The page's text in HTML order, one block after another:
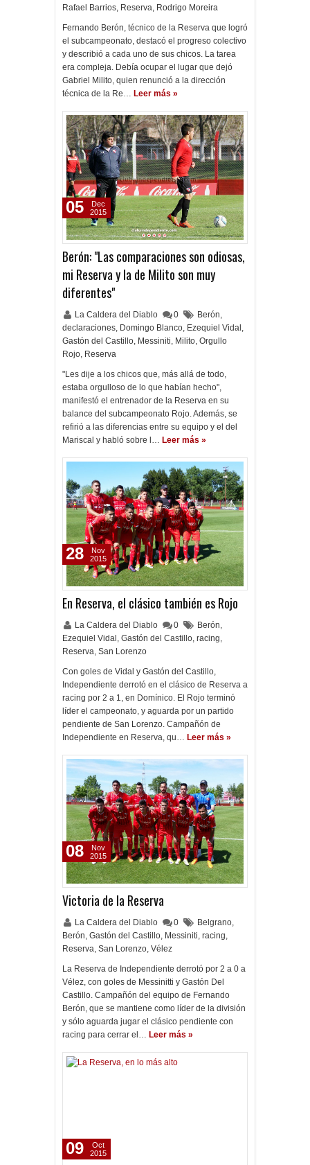
Rafael Barrios, Reserva, Rodrigo Moreira
Fernando Berón, técnico de la Reserva que logró
el subcampeonato, destacó el progreso colectivo
y describió a cada uno de sus chicos. La tarea
era compleja. Debía ocupar el lugar que dejó
Gabriel Milito, quien renunció a la dirección
técnica de la Re… Leer más »
Berón: "Las comparaciones son odiosas,
mi Reserva y la de Milito son muy
diferentes"
La Caldera del Diablo 0 Berón,
declaraciones, Domingo Blanco, Ezequiel Vidal ,
Gastón del Castillo, Messiniti, Milito, Orgullo
Rojo, Reserva
"Les dije a los chicos que, más allá de todo,
estaba orgulloso de lo que habían hecho",
manifestó el entrenador de la Reserva en su
balance del subcampeonato Rojo. Además, se
refirió a las diferencias entre su equipo y el del
Mariscal y habló sobre l… Leer más »
05
Dec
2015
En Reserva, el clásico también es Rojo
La Caldera del Diablo 0 Berón,
Ezequiel Vidal , Gastón del Castillo, racing,
Reserva, San Lorenzo
Con goles de Vidal y Gastón del Castillo,
Independiente derrotó en el clásico de Reserva a
racing por 2 a 1, en Domínico. El Rojo terminó
líder el campeonato, y aguarda por un partido
pendiente de San Lorenzo. Campañón de
Independiente en Reserva, qu… Leer más »
28
Nov
2015
Victoria de la Reserva
La Caldera del Diablo 0 Belgrano,
Berón, Gastón del Castillo, Messiniti, racing,
Reserva, San Lorenzo, Vélez
La Reserva de Independiente derrotó por 2 a 0 a
Vélez, con goles de Messinitti y Gastón Del
Castillo. Campañón del equipo de Fernando
Berón, que se mantiene como líder de la división
y sólo aguarda jugar el clásico pendiente con
racing para cerrar el… Leer más »
08
Nov
2015
09
Oct
2015